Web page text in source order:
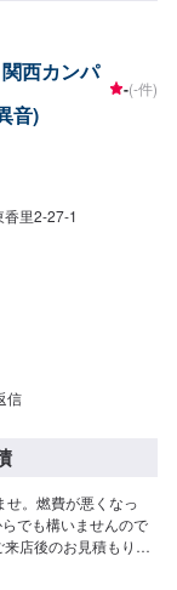
西カンパ
音)
-(-件)
香里2-27-1
信
せ。燃費が悪くなっ
でも構いませんので
店後のお見積もりと